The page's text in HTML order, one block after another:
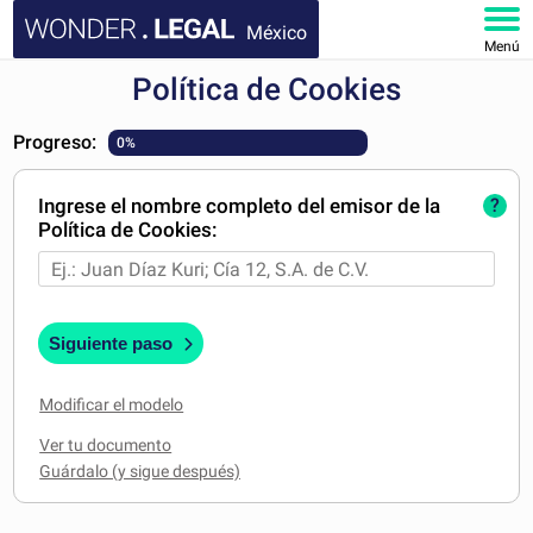
México
Menú
DOCUMENTOS
FAQ
MI CUENTA
Política de Cookies
Progreso: 0%
Ingrese el nombre completo del emisor de la
Política de Cookies:
?
Siguiente paso
Modificar el modelo
Ver tu documento